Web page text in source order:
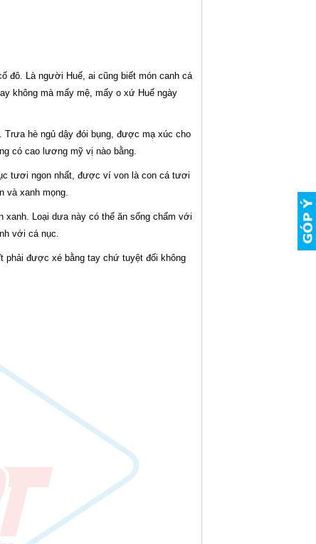
đô. Là người Huế, ai cũng biết món canh cá
không mà mấy mệ, mấy o xứ Huế ngày
hè ngủ dậy đói bụng, được mạ xúc cho
có cao lương mỹ vị nào bằng.
tươi ngon nhất, được ví von là con cá tươi
và xanh mọng.
Loại dưa này có thể ăn sống chấm với
với cá nục.
phải được xé bằng tay chứ tuyệt đối không